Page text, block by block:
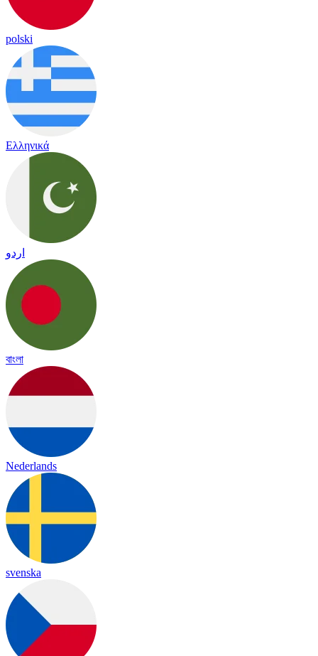
polski
Ελληνικά
اردو
বাংলা
Nederlands
svenska